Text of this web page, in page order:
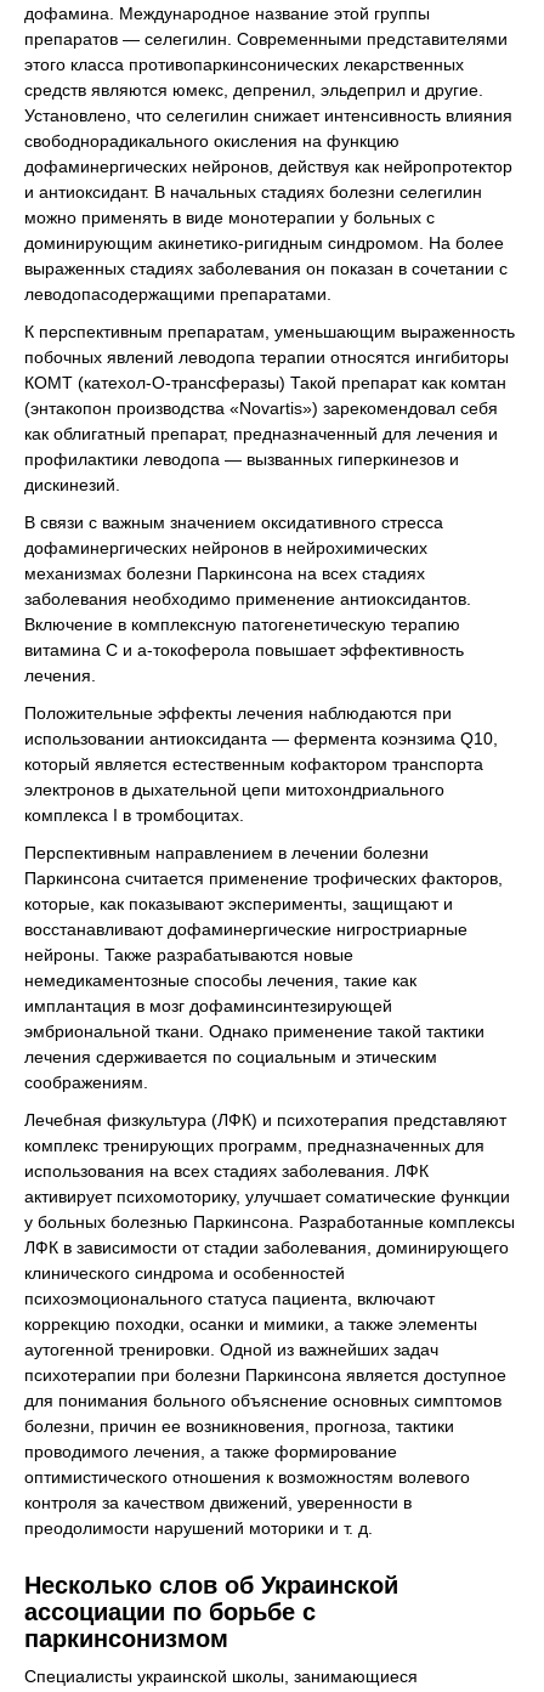
дофамина. Международное название этой группы
препаратов — селегилин. Современными представителями
этого класса противопаркинсонических лекарственных
средств являются юмекс, депренил, эльдеприл и другие.
Установлено, что селегилин снижает интенсивность влияния
свободнорадикального окисления на функцию
дофаминергических нейронов, действуя как нейропротектор
и антиоксидант. В начальных стадиях болезни селегилин
можно применять в виде монотерапии у больных с
доминирующим акинетико-ригидным синдромом. На более
выраженных стадиях заболевания он показан в сочетании с
леводопасодержащими препаратами.
К перспективным препаратам, уменьшающим выраженность
побочных явлений леводопа терапии относятся ингибиторы
КОМТ (катехол-О-трансферазы) Такой препарат как комтан
(энтакопон производства «Novartis») зарекомендовал себя
как облигатный препарат, предназначенный для лечения и
профилактики леводопа — вызванных гиперкинезов и
дискинезий.
В связи с важным значением оксидативного стресса
дофаминергических нейронов в нейрохимических
механизмах болезни Паркинсона на всех стадиях
заболевания необходимо применение антиоксидантов.
Включение в комплексную патогенетическую терапию
витамина С и a-токоферола повышает эффективность
лечения.
Положительные эффекты лечения наблюдаются при
использовании антиоксиданта — фермента коэнзима Q10,
который является естественным кофактором транспорта
электронов в дыхательной цепи митохондриального
комплекса I в тромбоцитах.
Перспективным направлением в лечении болезни
Паркинсона считается применение трофических факторов,
которые, как показывают эксперименты, защищают и
восстанавливают дофаминергические нигростриарные
нейроны. Также разрабатываются новые
немедикаментозные способы лечения, такие как
имплантация в мозг дофаминсинтезирующей
эмбриональной ткани. Однако применение такой тактики
лечения сдерживается по социальным и этическим
соображениям.
Лечебная физкультура (ЛФК) и психотерапия представляют
комплекс тренирующих программ, предназначенных для
использования на всех стадиях заболевания. ЛФК
активирует психомоторику, улучшает соматические функции
у больных болезнью Паркинсона. Разработанные комплексы
ЛФК в зависимости от стадии заболевания, доминирующего
клинического синдрома и особенностей
психоэмоционального статуса пациента, включают
коррекцию походки, осанки и мимики, а также элементы
аутогенной тренировки. Одной из важнейших задач
психотерапии при болезни Паркинсона является доступное
для понимания больного объяснение основных симптомов
болезни, причин ее возникновения, прогноза, тактики
проводимого лечения, а также формирование
оптимистического отношения к возможностям волевого
контроля за качеством движений, уверенности в
преодолимости нарушений моторики и т. д.
Несколько слов об Украинской
ассоциации по борьбе с
паркинсонизмом
Специалисты украинской школы, занимающиеся